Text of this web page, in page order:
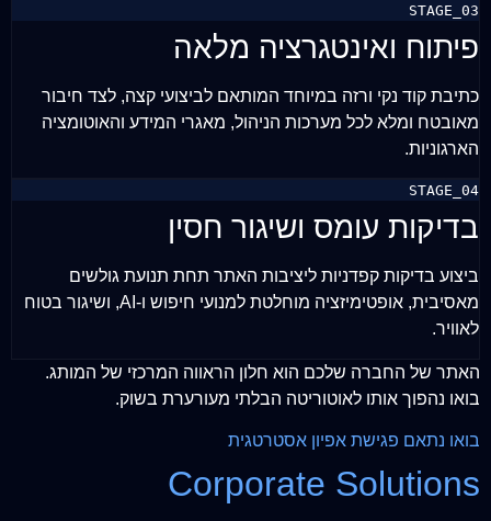
STAGE_03
פיתוח ואינטגרציה מלאה
כתיבת קוד נקי ורזה במיוחד המותאם לביצועי קצה, לצד חיבור
מאובטח ומלא לכל מערכות הניהול, מאגרי המידע והאוטומציה
הארגוניות.
STAGE_04
בדיקות עומס ושיגור חסין
ביצוע בדיקות קפדניות ליציבות האתר תחת תנועת גולשים
מאסיבית, אופטימיזציה מוחלטת למנועי חיפוש ו-AI, ושיגור בטוח
לאוויר.
האתר של החברה שלכם הוא חלון הראווה המרכזי של המותג.
בואו נהפוך אותו לאוטוריטה הבלתי מעורערת בשוק.
בואו נתאם פגישת אפיון אסטרטגית
Corporate Solutions